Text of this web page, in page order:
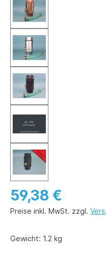
59,38 €
Preise inkl. MwSt. zzgl.
Gewicht: 1.2 kg